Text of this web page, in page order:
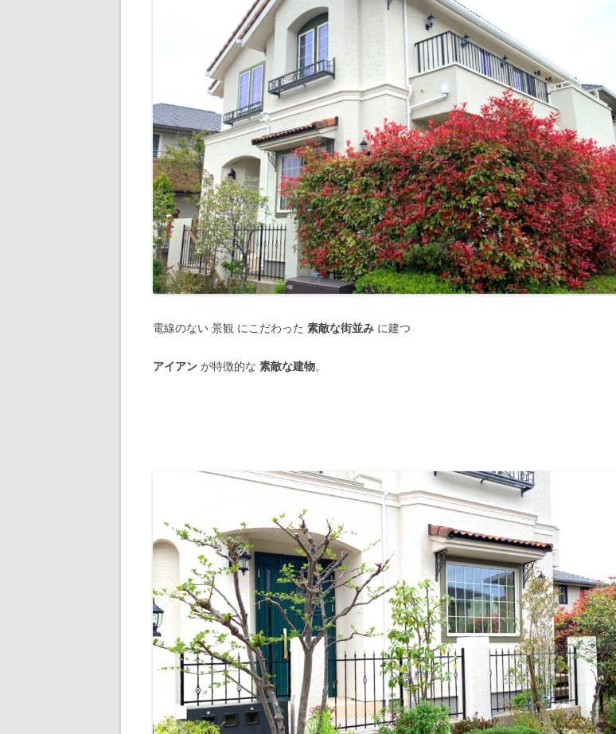
電線のない 景観 にこだわった 素敵な街並み に建つ
アイアン が特徴的な 素敵な建物。